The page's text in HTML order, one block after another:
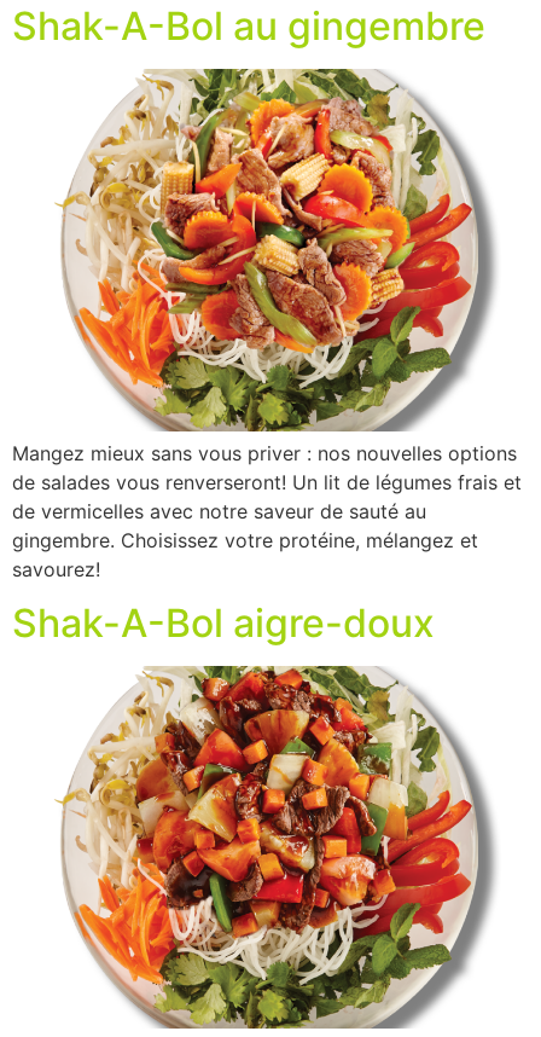
Shak-A-Bol au gingembre
Mangez mieux sans vous priver : nos nouvelles options
de salades vous renverseront! Un lit de légumes frais et
de vermicelles avec notre saveur de sauté au
gingembre. Choisissez votre protéine, mélangez et
savourez!
Shak-A-Bol aigre-doux